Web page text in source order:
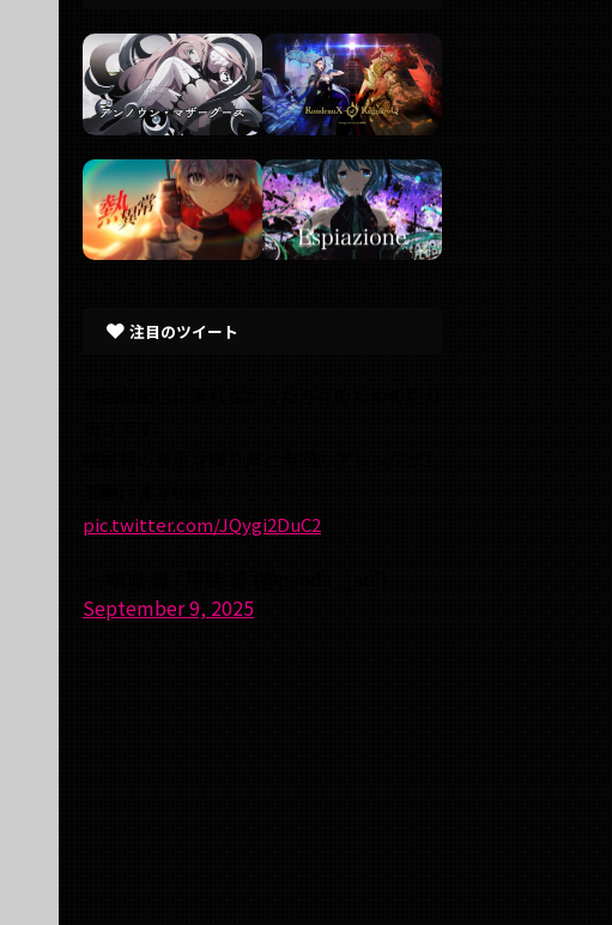
注目のツイート
pic.twitter.com/JQygi2DuC2
September 9, 2025